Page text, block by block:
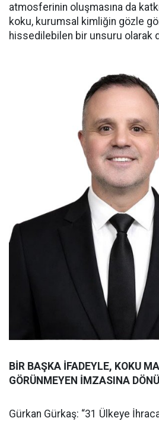
atmosferinin oluşmasına da
koku, kurumsal kimliğin gözle
hissedilebilen bir unsuru olarak
BİR BAŞKA İFADEYLE, KOKU
GÖRÜNMEYEN İMZASINA
Gürkan Gürkaş: “31 Ülkeye